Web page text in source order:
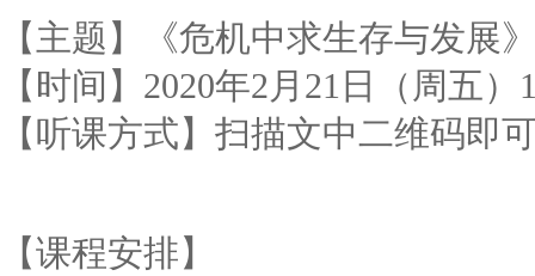
【主题】《危机中求生存与发展
【时间】2020年2月21日（周五）
【听课方式】扫描文中二维码即
【课程安排】